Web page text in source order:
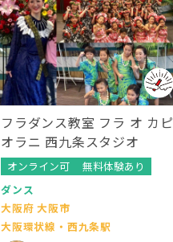
フラダンス教室 フラ オ カピ
オラニ 西九条スタジオ
オンライン可
無料体験あり
ダンス
大阪府 大阪市
大阪環状線・西九条駅